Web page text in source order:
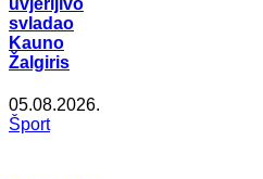
uvjerljivo
svladao
Kauno
Žalgiris
05.08.2026.
Šport